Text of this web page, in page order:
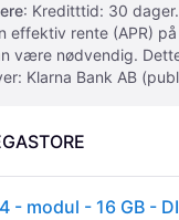
: Kreditttid: 30
effektiv rente (APR)
være nødvendig.
Klarna Bank AB